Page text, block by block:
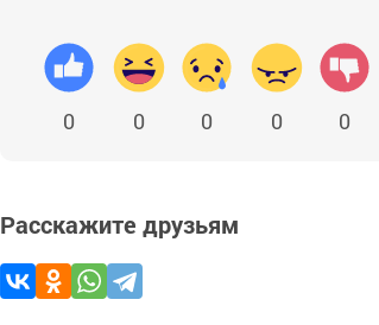
0 0 0 0 0
Расскажите друзьям